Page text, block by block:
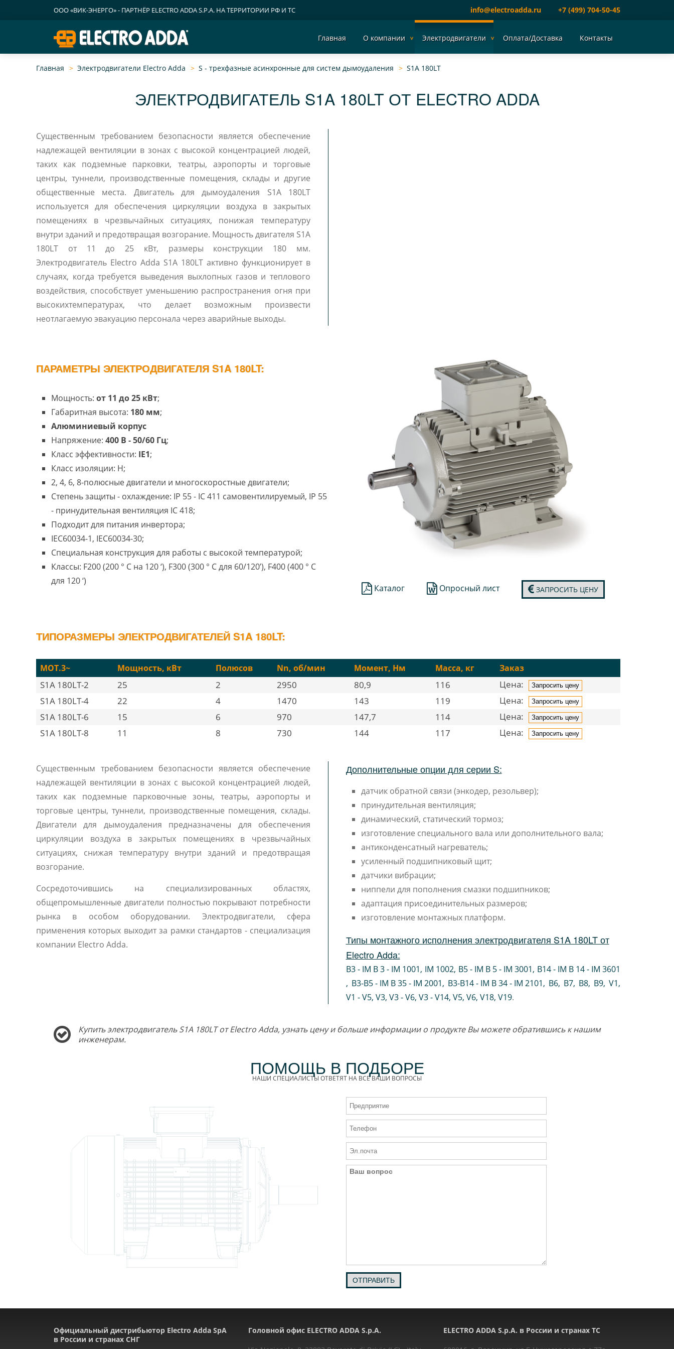
ООО «ВИК-ЭНЕРГО» - ПАРТНЁР ELECTRO ADDA S.P.A. НА ТЕРРИТОРИИ РФ И ТС info@electroadda.ru +7 (499) 704-50-45
Главная О компании Электродвигатели Оплата/Доставка Контакты
Главная Электродвигатели Electro Adda S - трехфазные асинхронные для систем дымоудаления S1A 180LT
ЭЛЕКТРОДВИГАТЕЛЬ S1A 180LT ОТ ELECTRO ADDA
Существенным требованием безопасности является обеспечение
надлежащей вентиляции в зонах с высокой концентрацией людей,
таких как подземные парковки, театры, аэропорты и торговые
центры, туннели, производственные помещения, склады и другие
общественные места. Двигатель для дымоудаления S1A 180LT
используется для обеспечения циркуляции воздуха в закрытых
помещениях в чрезвычайных ситуациях, понижая температуру
внутри зданий и предотвращая возгорание. Мощность двигателя S1A
180LT от 11 до 25 кВт, размеры конструкции 180 мм.
Электродвигатель Electro Adda S1A 180LT активно функционирует в
случаях, когда требуется выведения выхлопных газов и теплового
воздействия, способствует уменьшению распространения огня при
высокихтемпературах, что делает возможным произвести
неотлагаемую эвакуацию персонала через аварийные выходы.
ПАРАМЕТРЫ ЭЛЕКТРОДВИГАТЕЛЯ S1A 180LT:
Мощность: от 11 до 25 кВт;
Габаритная высота: 180 мм;
Алюминиевый корпус
Напряжение: 400 В - 50/60 Гц;
Класс эффективности: IE1;
Класс изоляции: H;
2, 4, 6, 8-полюсные двигатели и многоскоростные двигатели;
Степень защиты - охлаждение: IP 55 - IC 411 самовентилируемый, IP 55
- принудительная вентиляция IC 418;
Подходит для питания инвертора;
IEC60034-1, IEC60034-30;
Специальная конструкция для работы с высокой температурой;
Классы: F200 (200 ° C на 120 ‘), F300 (300 ° C для 60/120’), F400 (400 ° C
для 120 ‘)
Каталог Опросный лист ЗАПРОСИТЬ ЦЕНУ
ТИПОРАЗМЕРЫ ЭЛЕКТРОДВИГАТЕЛЕЙ S1A 180LT:
MOT.3~ Мощность, кВт Полюсов Nn, об/мин Момент, Нм Масса, кг Заказ
S1A 180LT-2 25 2 2950 80,9 116 Цена: Запросить цену
S1A 180LT-4 22 4 1470 143 119 Цена: Запросить цену
S1A 180LT-6 15 6 970 147,7 114 Цена: Запросить цену
S1A 180LT-8 11 8 730 144 117 Цена: Запросить цену
Существенным требованием безопасности является обеспечение
надлежащей вентиляции в зонах с высокой концентрацией людей,
таких как подземные парковочные зоны, театры, аэропорты и
торговые центры, туннели, производственные помещения, склады.
Двигатели для дымоудаления предназначены для обеспечения
циркуляции воздуха в закрытых помещениях в чрезвычайных
ситуациях, снижая температуру внутри зданий и предотвращая
возгорание.
Сосредоточившись на специализированных областях,
общепромышленные двигатели полностью покрывают потребности
рынка в особом оборудовании. Электродвигатели, сфера
применения которых выходит за рамки стандартов - специализация
компании Electro Adda.
Дополнительные опции для серии S:
датчик обратной связи (энкодер, резольвер);
принудительная вентиляция;
динамический, статический тормоз;
изготовление специального вала или дополнительного вала;
антиконденсатный нагреватель;
усиленный подшипниковый щит;
датчики вибрации;
ниппели для пополнения смазки подшипников;
адаптация присоединительных размеров;
изготовление монтажных платформ.
Типы монтажного исполнения электродвигателя S1A 180LT от
Electro Adda:
B3 - IM B 3 - IM 1001, IM 1002, B5 - IM B 5 - IM 3001, B14 - IM B 14 - IM 3601
, B3-B5 - IM B 35 - IM 2001, B3-B14 - IM B 34 - IM 2101, B6, B7, B8, B9, V1
V1 - V5, V3, V3 - V6, V3 - V14, V5, V6, V18, V19.
Купить электродвигатель S1A 180LT от Electro Adda, узнать цену и больше информации о продукте Вы можете обратившись к нашим
инженерам.
ПОМОЩЬ В ПОДБОРЕ
НАШИ СПЕЦИАЛИСТЫ ОТВЕТЯТ НА ВСЕ ВАШИ ВОПРОСЫ
ОТПРАВИТЬ
Официальный дистрибьютор Electro Adda SpA
в России и странах СНГ
Головной офис ELECTRO ADDA S.p.A. ELECTRO ADDA S.p.A. в России и странах ТС